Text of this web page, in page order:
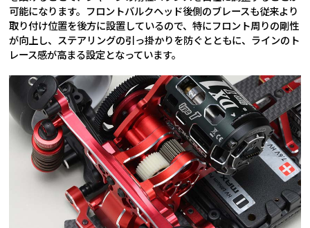
可能になります。フロントバルクヘッド後側のブレースも従来より
取り付け位置を後方に設置しているので、特にフロント周りの剛性
が向上し、ステアリングの引っ掛かりを防ぐとともに、ラインのト
レース感が高まる設定となっています。